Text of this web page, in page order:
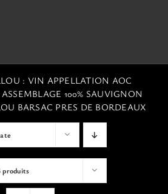
: VIN APPELLATION AOC
100% SAUVIGNON
BARSAC PRES DE BORDEAUX
produits